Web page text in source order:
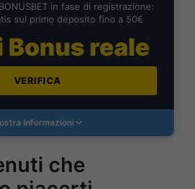
in fase di registrazione:
sul primo deposito fino a 50€
reale
VERIFICA
Informazioni
che